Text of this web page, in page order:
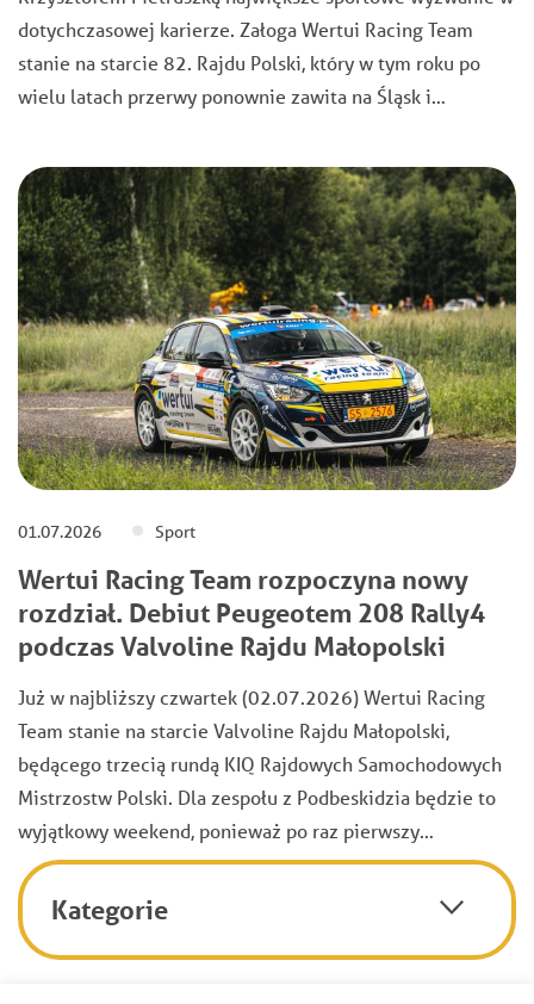
dotychczasowej karierze. Załoga Wertui Racing Team
stanie na starcie 82. Rajdu Polski, który w tym roku po
wielu latach przerwy ponownie zawita na Śląsk i…
01.07.2026 Sport
Wertui Racing Team rozpoczyna nowy
rozdział. Debiut Peugeotem 208 Rally4
podczas Valvoline Rajdu Małopolski
Już w najbliższy czwartek (02.07.2026) Wertui Racing
Team stanie na starcie Valvoline Rajdu Małopolski,
będącego trzecią rundą KIQ Rajdowych Samochodowych
Mistrzostw Polski. Dla zespołu z Podbeskidzia będzie to
wyjątkowy weekend, ponieważ po raz pierwszy…
Kategorie